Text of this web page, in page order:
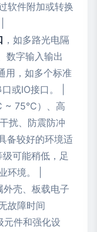
软件附加或转换
，如多路光电隔
数字输入输出
用，如多个标准
或IO接口。 |
~ 75°C）、高
扰、防震防冲
备较好的环境适
可能稍低，足
环境。 |
壳、板载电子
故障时间
元件和强化设